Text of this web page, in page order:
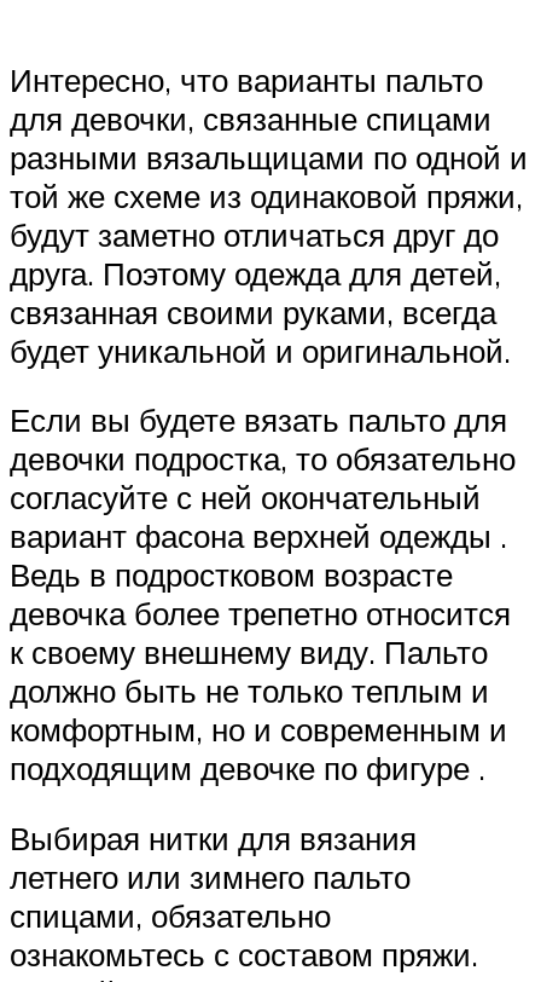
Интересно, что варианты пальто
для девочки, связанные спицами
разными вязальщицами по одной и
той же схеме из одинаковой пряжи,
будут заметно отличаться друг до
друга. Поэтому одежда для детей,
связанная своими руками, всегда
будет уникальной и оригинальной.
Если вы будете вязать пальто для
девочки подростка, то обязательно
согласуйте с ней окончательный
вариант фасона верхней одежды .
Ведь в подростковом возрасте
девочка более трепетно относится
к своему внешнему виду. Пальто
должно быть не только теплым и
комфортным, но и современным и
подходящим девочке по фигуре .
Выбирая нитки для вязания
летнего или зимнего пальто
спицами, обязательно
ознакомьтесь с составом пряжи.